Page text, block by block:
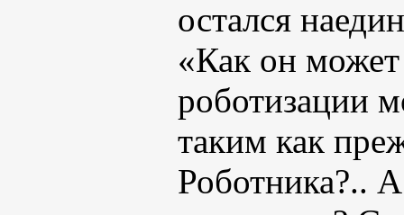
остался
«Как он может
роботизации
таким как
Роботника?..